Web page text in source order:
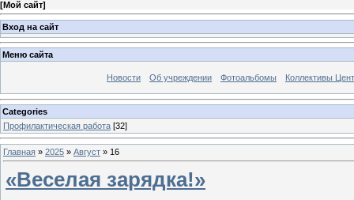
[Мой сайт]
Вход на сайт
Меню сайта
Новости Об учреждении Фотоальбомы Коллективы
Categories
Профилактическая работа [32]
Главная » 2025 » Август » 16
«Веселая зарядка!»